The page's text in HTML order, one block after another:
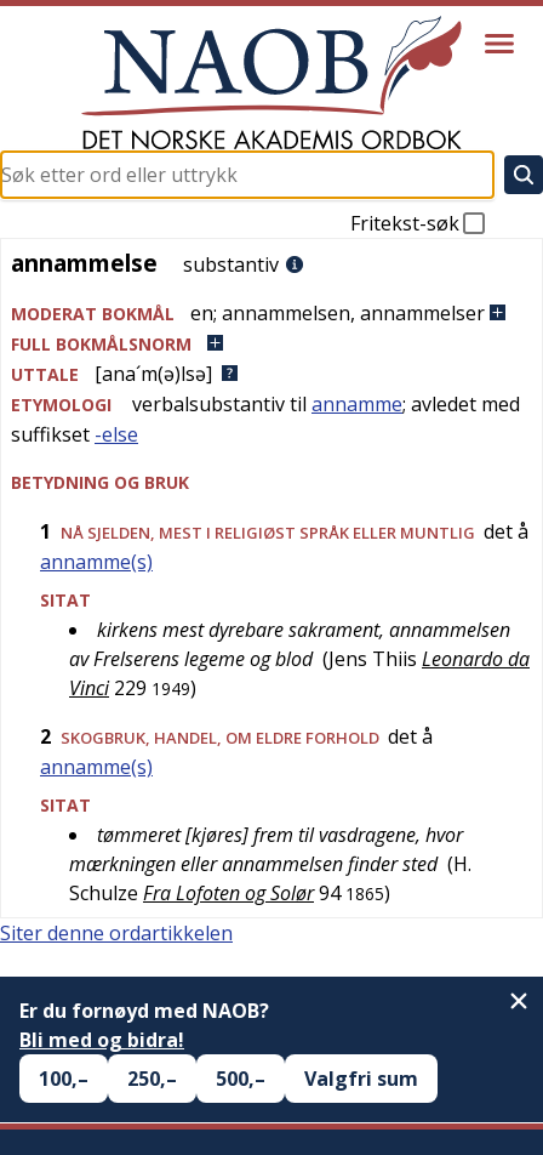
Fritekst-søk
annammelse
annammelse substantiv
MODERAT BOKMÅL en; annammelsen, annammelser
FULL BOKMÅLSNORM
UTTALE
[ana´m(ə)lsə]
ETYMOLOGI verbalsubstantiv til annamme; avledet med
suffikset -else
BETYDNING OG BRUK
1 NÅ SJELDEN, MEST I RELIGIØST SPRÅK ELLER MUNTLIG det å
annamme(s)
SITAT
kirkens mest dyrebare sakrament, annammelsen
av Frelserens legeme og blod (Jens Thiis Leonardo da
Vinci 229 1949)
2 SKOGBRUK, HANDEL, OM ELDRE FORHOLD det å
annamme(s)
SITAT
tømmeret [kjøres] frem til vasdragene, hvor
mærkningen eller annammelsen finder sted (H.
Schulze Fra Lofoten og Solør94 1865)
Siter denne ordartikkelen
Er du fornøyd med NAOB?
Bli med og bidra!
100,–
250,– 500,– Valgfri sum